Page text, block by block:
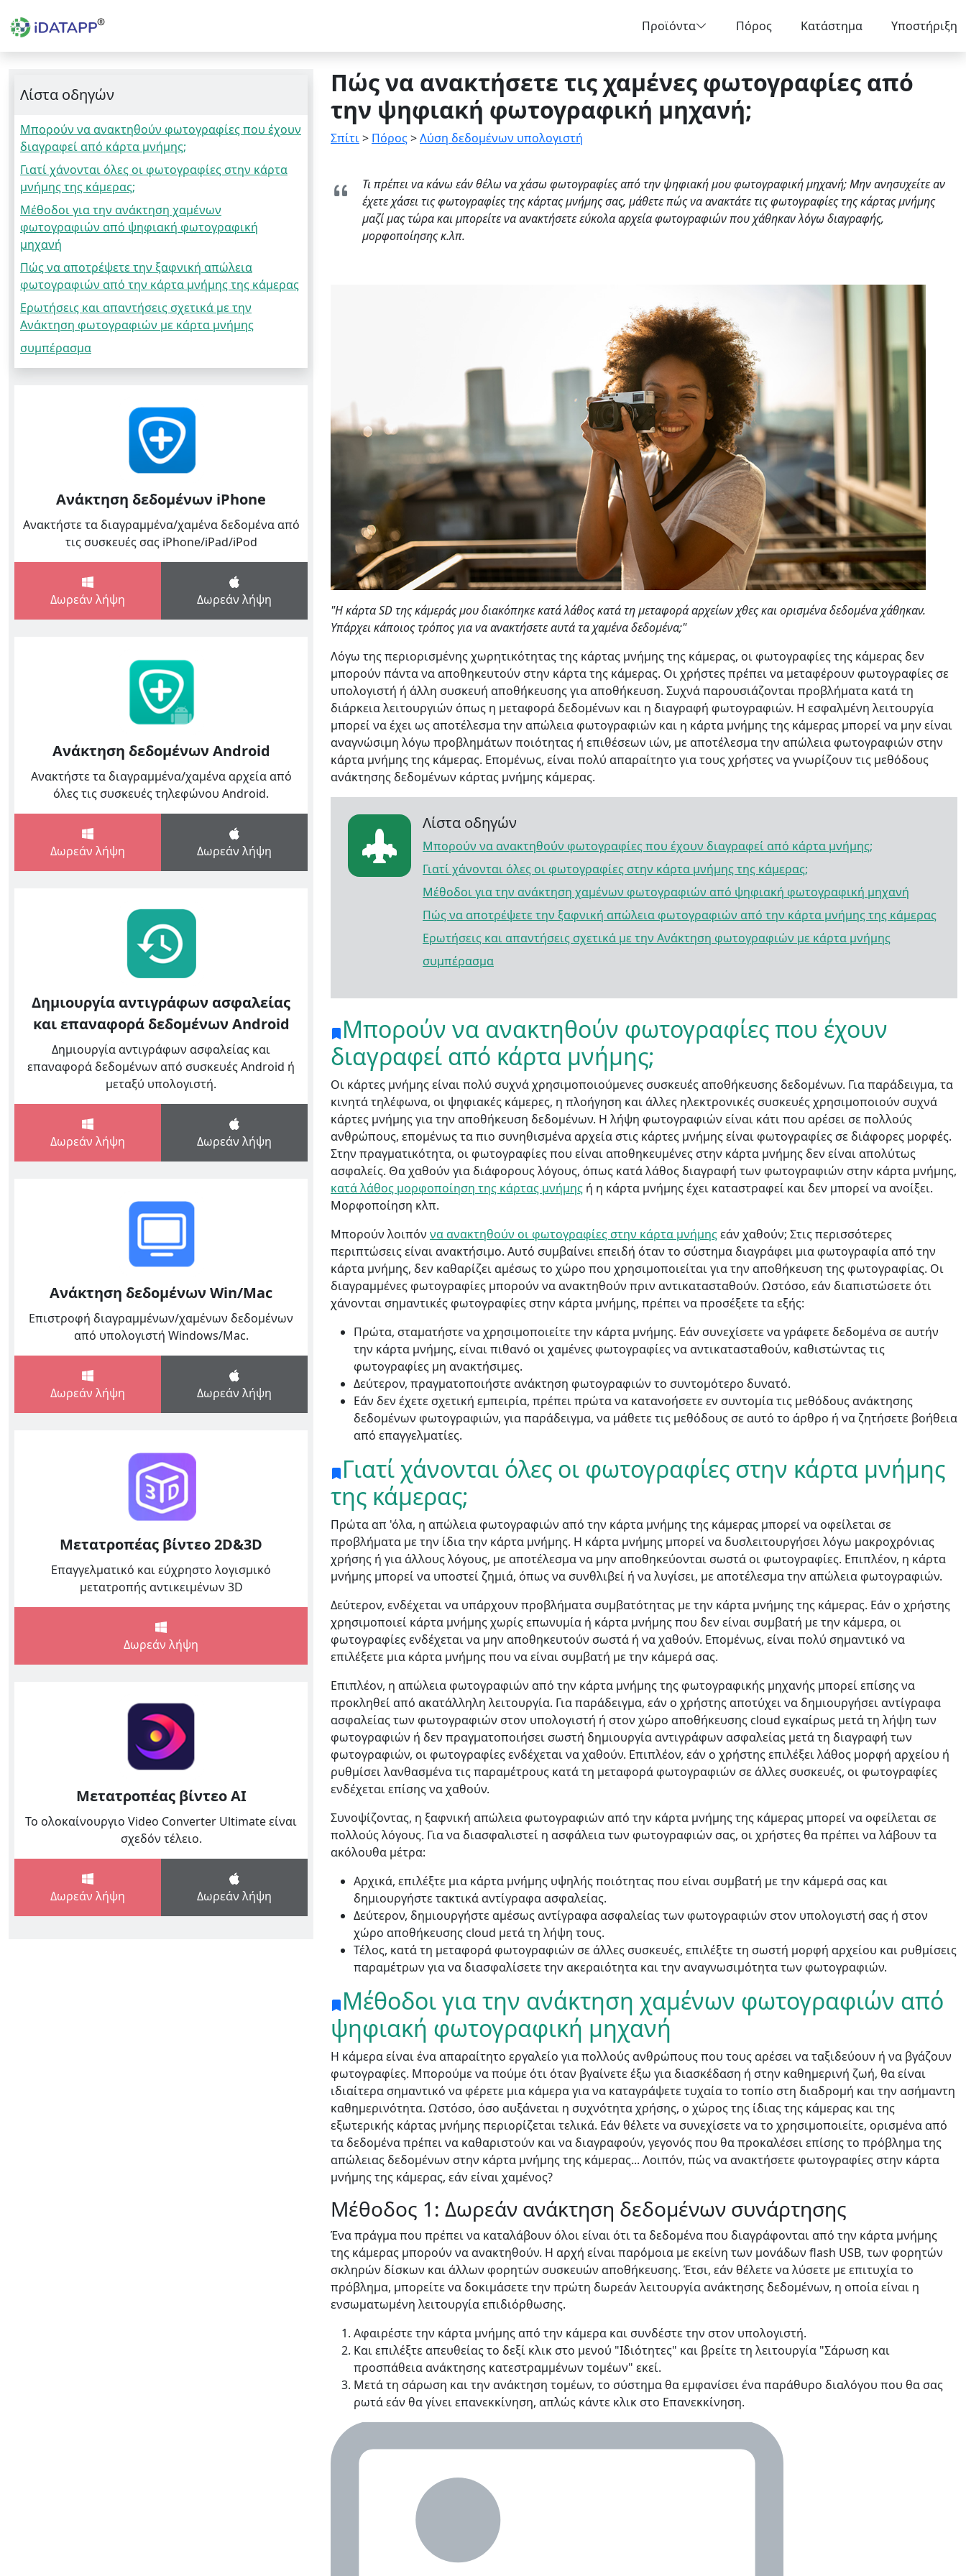
Προϊόντα Πόρος Κατάστημα Υποστήριξη
Λίστα οδηγών
Μπορούν να ανακτηθούν φωτογραφίες που έχουν
διαγραφεί από κάρτα μνήμης;
Γιατί χάνονται όλες οι φωτογραφίες στην κάρτα
μνήμης της κάμερας;
Μέθοδοι για την ανάκτηση χαμένων
φωτογραφιών από ψηφιακή φωτογραφική
μηχανή
Πώς να αποτρέψετε την ξαφνική απώλεια
φωτογραφιών από την κάρτα μνήμης της κάμερας
Ερωτήσεις και απαντήσεις σχετικά με την
Ανάκτηση φωτογραφιών με κάρτα μνήμης
συμπέρασμα
Ανάκτηση δεδομένων iPhone
Ανακτήστε τα διαγραμμένα/χαμένα δεδομένα από
τις συσκευές σας iPhone/iPad/iPod
Δωρεάν λήψη Δωρεάν λήψη
Ανάκτηση δεδομένων Android
Ανακτήστε τα διαγραμμένα/χαμένα αρχεία από
όλες τις συσκευές τηλεφώνου Android.
Δωρεάν λήψη Δωρεάν λήψη
Δημιουργία αντιγράφων ασφαλείας
και επαναφορά δεδομένων Android
Δημιουργία αντιγράφων ασφαλείας και
επαναφορά δεδομένων από συσκευές Android ή
μεταξύ υπολογιστή.
Δωρεάν λήψη Δωρεάν λήψη
Ανάκτηση δεδομένων Win/Mac
Επιστροφή διαγραμμένων/χαμένων δεδομένων
από υπολογιστή Windows/Mac.
Δωρεάν λήψη Δωρεάν λήψη
Μετατροπέας βίντεο 2D&3D
Επαγγελματικό και εύχρηστο λογισμικό
μετατροπής αντικειμένων 3D
Δωρεάν λήψη
Μετατροπέας βίντεο AI
Το ολοκαίνουργιο Video Converter Ultimate είναι
σχεδόν τέλειο.
Δωρεάν λήψη Δωρεάν λήψη
Πώς να ανακτήσετε τις χαμένες φωτογραφίες από
την ψηφιακή φωτογραφική μηχανή;
Σπίτι> Πόρος>Λύση δεδομένων υπολογιστή
Τι πρέπει να κάνω εάν θέλω να χάσω φωτογραφίες από την ψηφιακή μου φωτογραφική μηχανή; Μην ανησυχείτε αν
έχετε χάσει τις φωτογραφίες της κάρτας μνήμης σας, μάθετε πώς να ανακτάτε τις φωτογραφίες της κάρτας μνήμης
μαζί μας τώρα και μπορείτε να ανακτήσετε εύκολα αρχεία φωτογραφιών που χάθηκαν λόγω διαγραφής,
μορφοποίησης κ.λπ.
"Η κάρτα SD της κάμεράς μου διακόπηκε κατά λάθος κατά τη μεταφορά αρχείων χθες και ορισμένα δεδομένα χάθηκαν.
Υπάρχει κάποιος τρόπος για να ανακτήσετε αυτά τα χαμένα δεδομένα;"
Λόγω της περιορισμένης χωρητικότητας της κάρτας μνήμης της κάμερας, οι φωτογραφίες της κάμερας δεν
μπορούν πάντα να αποθηκευτούν στην κάρτα της κάμερας. Οι χρήστες πρέπει να μεταφέρουν φωτογραφίες σε
υπολογιστή ή άλλη συσκευή αποθήκευσης για αποθήκευση. Συχνά παρουσιάζονται προβλήματα κατά τη
διάρκεια λειτουργιών όπως η μεταφορά δεδομένων και η διαγραφή φωτογραφιών. Η εσφαλμένη λειτουργία
μπορεί να έχει ως αποτέλεσμα την απώλεια φωτογραφιών και η κάρτα μνήμης της κάμερας μπορεί να μην είναι
αναγνώσιμη λόγω προβλημάτων ποιότητας ή επιθέσεων ιών, με αποτέλεσμα την απώλεια φωτογραφιών στην
κάρτα μνήμης της κάμερας. Επομένως, είναι πολύ απαραίτητο για τους χρήστες να γνωρίζουν τις μεθόδους
ανάκτησης δεδομένων κάρτας μνήμης κάμερας.
Λίστα οδηγών
Μπορούν να ανακτηθούν φωτογραφίες που έχουν διαγραφεί από κάρτα μνήμης;
Γιατί χάνονται όλες οι φωτογραφίες στην κάρτα μνήμης της κάμερας;
Μέθοδοι για την ανάκτηση χαμένων φωτογραφιών από ψηφιακή φωτογραφική μηχανή
Πώς να αποτρέψετε την ξαφνική απώλεια φωτογραφιών από την κάρτα μνήμης της κάμερας
Ερωτήσεις και απαντήσεις σχετικά με την Ανάκτηση φωτογραφιών με κάρτα μνήμης
συμπέρασμα
Μπορούν να ανακτηθούν φωτογραφίες που έχουν
διαγραφεί από κάρτα μνήμης;
Οι κάρτες μνήμης είναι πολύ συχνά χρησιμοποιούμενες συσκευές αποθήκευσης δεδομένων. Για παράδειγμα, τα
κινητά τηλέφωνα, οι ψηφιακές κάμερες, η πλοήγηση και άλλες ηλεκτρονικές συσκευές χρησιμοποιούν συχνά
κάρτες μνήμης για την αποθήκευση δεδομένων. Η λήψη φωτογραφιών είναι κάτι που αρέσει σε πολλούς
ανθρώπους, επομένως τα πιο συνηθισμένα αρχεία στις κάρτες μνήμης είναι φωτογραφίες σε διάφορες μορφές.
Στην πραγματικότητα, οι φωτογραφίες που είναι αποθηκευμένες στην κάρτα μνήμης δεν είναι απολύτως
ασφαλείς. Θα χαθούν για διάφορους λόγους, όπως κατά λάθος διαγραφή των φωτογραφιών στην κάρτα μνήμης,
κατά λάθος μορφοποίηση της κάρτας μνήμης ή η κάρτα μνήμης έχει καταστραφεί και δεν μπορεί να ανοίξει.
Μορφοποίηση κλπ.
Μπορούν λοιπόν να ανακτηθούν οι φωτογραφίες στην κάρτα μνήμηςεάν χαθούν; Στις περισσότερες
περιπτώσεις είναι ανακτήσιμο. Αυτό συμβαίνει επειδή όταν το σύστημα διαγράφει μια φωτογραφία από την
κάρτα μνήμης, δεν καθαρίζει αμέσως το χώρο που χρησιμοποιείται για την αποθήκευση της φωτογραφίας. Οι
διαγραμμένες φωτογραφίες μπορούν να ανακτηθούν πριν αντικατασταθούν. Ωστόσο, εάν διαπιστώσετε ότι
χάνονται σημαντικές φωτογραφίες στην κάρτα μνήμης, πρέπει να προσέξετε τα εξής:
Πρώτα, σταματήστε να χρησιμοποιείτε την κάρτα μνήμης. Εάν συνεχίσετε να γράφετε δεδομένα σε αυτήν
την κάρτα μνήμης, είναι πιθανό οι χαμένες φωτογραφίες να αντικατασταθούν, καθιστώντας τις
φωτογραφίες μη ανακτήσιμες.
Δεύτερον, πραγματοποιήστε ανάκτηση φωτογραφιών το συντομότερο δυνατό.
Εάν δεν έχετε σχετική εμπειρία, πρέπει πρώτα να κατανοήσετε εν συντομία τις μεθόδους ανάκτησης
δεδομένων φωτογραφιών, για παράδειγμα, να μάθετε τις μεθόδους σε αυτό το άρθρο ή να ζητήσετε βοήθεια
από επαγγελματίες.
Γιατί χάνονται όλες οι φωτογραφίες στην κάρτα μνήμης
της κάμερας;
Πρώτα απ 'όλα, η απώλεια φωτογραφιών από την κάρτα μνήμης της κάμερας μπορεί να οφείλεται σε
προβλήματα με την ίδια την κάρτα μνήμης. Η κάρτα μνήμης μπορεί να δυσλειτουργήσει λόγω μακροχρόνιας
χρήσης ή για άλλους λόγους, με αποτέλεσμα να μην αποθηκεύονται σωστά οι φωτογραφίες. Επιπλέον, η κάρτα
μνήμης μπορεί να υποστεί ζημιά, όπως να συνθλιβεί ή να λυγίσει, με αποτέλεσμα την απώλεια φωτογραφιών.
Δεύτερον, ενδέχεται να υπάρχουν προβλήματα συμβατότητας με την κάρτα μνήμης της κάμερας. Εάν ο χρήστης
χρησιμοποιεί κάρτα μνήμης χωρίς επωνυμία ή κάρτα μνήμης που δεν είναι συμβατή με την κάμερα, οι
φωτογραφίες ενδέχεται να μην αποθηκευτούν σωστά ή να χαθούν. Επομένως, είναι πολύ σημαντικό να
επιλέξετε μια κάρτα μνήμης που να είναι συμβατή με την κάμερά σας.
Επιπλέον, η απώλεια φωτογραφιών από την κάρτα μνήμης της φωτογραφικής μηχανής μπορεί επίσης να
προκληθεί από ακατάλληλη λειτουργία. Για παράδειγμα, εάν ο χρήστης αποτύχει να δημιουργήσει αντίγραφα
ασφαλείας των φωτογραφιών στον υπολογιστή ή στον χώρο αποθήκευσης cloud εγκαίρως μετά τη λήψη των
φωτογραφιών ή δεν πραγματοποιήσει σωστή δημιουργία αντιγράφων ασφαλείας μετά τη διαγραφή των
φωτογραφιών, οι φωτογραφίες ενδέχεται να χαθούν. Επιπλέον, εάν ο χρήστης επιλέξει λάθος μορφή αρχείου ή
ρυθμίσει λανθασμένα τις παραμέτρους κατά τη μεταφορά φωτογραφιών σε άλλες συσκευές, οι φωτογραφίες
ενδέχεται επίσης να χαθούν.
Συνοψίζοντας, η ξαφνική απώλεια φωτογραφιών από την κάρτα μνήμης της κάμερας μπορεί να οφείλεται σε
πολλούς λόγους. Για να διασφαλιστεί η ασφάλεια των φωτογραφιών σας, οι χρήστες θα πρέπει να λάβουν τα
ακόλουθα μέτρα:
Αρχικά, επιλέξτε μια κάρτα μνήμης υψηλής ποιότητας που είναι συμβατή με την κάμερά σας και
δημιουργήστε τακτικά αντίγραφα ασφαλείας.
Δεύτερον, δημιουργήστε αμέσως αντίγραφα ασφαλείας των φωτογραφιών στον υπολογιστή σας ή στον
χώρο αποθήκευσης cloud μετά τη λήψη τους.
Τέλος, κατά τη μεταφορά φωτογραφιών σε άλλες συσκευές, επιλέξτε τη σωστή μορφή αρχείου και ρυθμίσεις
παραμέτρων για να διασφαλίσετε την ακεραιότητα και την αναγνωσιμότητα των φωτογραφιών.
Μέθοδοι για την ανάκτηση χαμένων φωτογραφιών από
ψηφιακή φωτογραφική μηχανή
Η κάμερα είναι ένα απαραίτητο εργαλείο για πολλούς ανθρώπους που τους αρέσει να ταξιδεύουν ή να βγάζουν
φωτογραφίες. Μπορούμε να πούμε ότι όταν βγαίνετε έξω για διασκέδαση ή στην καθημερινή ζωή, θα είναι
ιδιαίτερα σημαντικό να φέρετε μια κάμερα για να καταγράψετε τυχαία το τοπίο στη διαδρομή και την ασήμαντη
καθημερινότητα. Ωστόσο, όσο αυξάνεται η συχνότητα χρήσης, ο χώρος της ίδιας της κάμερας και της
εξωτερικής κάρτας μνήμης περιορίζεται τελικά. Εάν θέλετε να συνεχίσετε να το χρησιμοποιείτε, ορισμένα από
τα δεδομένα πρέπει να καθαριστούν και να διαγραφούν, γεγονός που θα προκαλέσει επίσης το πρόβλημα της
απώλειας δεδομένων στην κάρτα μνήμης της κάμερας... Λοιπόν, πώς να ανακτήσετε φωτογραφίες στην κάρτα
μνήμης της κάμερας, εάν είναι χαμένος?
Μέθοδος 1: Δωρεάν ανάκτηση δεδομένων συνάρτησης
Ένα πράγμα που πρέπει να καταλάβουν όλοι είναι ότι τα δεδομένα που διαγράφονται από την κάρτα μνήμης
της κάμερας μπορούν να ανακτηθούν. Η αρχή είναι παρόμοια με εκείνη των μονάδων flash USB, των φορητών
σκληρών δίσκων και άλλων φορητών συσκευών αποθήκευσης. Έτσι, εάν θέλετε να λύσετε με επιτυχία το
πρόβλημα, μπορείτε να δοκιμάσετε την πρώτη δωρεάν λειτουργία ανάκτησης δεδομένων, η οποία είναι η
ενσωματωμένη λειτουργία επιδιόρθωσης.
Αφαιρέστε την κάρτα μνήμης από την κάμερα και συνδέστε την στον υπολογιστή.
Και επιλέξτε απευθείας το δεξί κλικ στο μενού "Ιδιότητες" και βρείτε τη λειτουργία "Σάρωση και
προσπάθεια ανάκτησης κατεστραμμένων τομέων" εκεί.
Μετά τη σάρωση και την ανάκτηση τομέων, το σύστημα θα εμφανίσει ένα παράθυρο διαλόγου που θα σας
ρωτά εάν θα γίνει επανεκκίνηση, απλώς κάντε κλικ στο Επανεκκίνηση.
Language Switch
Nederlands Tiếng Việt
日本
Português Deutsche
Français
Ελληνικά Türk
русский
தமிழ் Bahasa Melayu
ไทย
Română Polskie
繁體中文